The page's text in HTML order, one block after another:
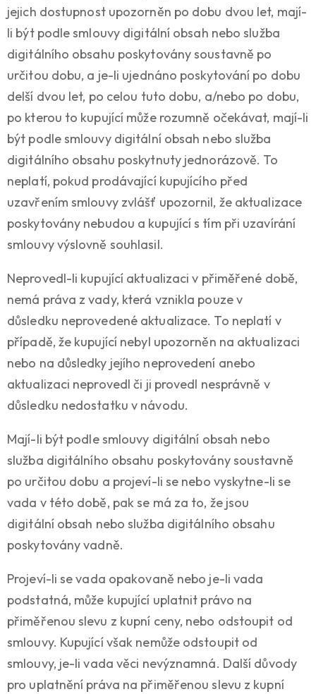
jejich dostupnost upozorněn po dobu dvou let, mají-
li být podle smlouvy digitální obsah nebo služba
digitálního obsahu poskytovány soustavně po
určitou dobu, a je-li ujednáno poskytování po dobu
delší dvou let, po celou tuto dobu, a/nebo po dobu,
po kterou to kupující může rozumně očekávat, mají-li
být podle smlouvy digitální obsah nebo služba
digitálního obsahu poskytnuty jednorázově. To
neplatí, pokud prodávající kupujícího před
uzavřením smlouvy zvlášť upozornil, že aktualizace
poskytovány nebudou a kupující s tím při uzavírání
smlouvy výslovně souhlasil.
Neprovedl-li kupující aktualizaci v přiměřené době,
nemá práva z vady, která vznikla pouze v
důsledku neprovedené aktualizace. To neplatí v
případě, že kupující nebyl upozorněn na aktualizaci
nebo na důsledky jejího neprovedení anebo
aktualizaci neprovedl či ji provedl nesprávně v
důsledku nedostatku v návodu.
Mají-li být podle smlouvy digitální obsah nebo
služba digitálního obsahu poskytovány soustavně
po určitou dobu a projeví-li se nebo vyskytne-li se
vada v této době, pak se má za to, že jsou
digitální obsah nebo služba digitálního obsahu
poskytovány vadně.
Projeví-li se vada opakovaně nebo je-li vada
podstatná, může kupující uplatnit právo na
přiměřenou slevu z kupní ceny, nebo odstoupit od
smlouvy. Kupující však nemůže odstoupit od
smlouvy, je-li vada věci nevýznamná. Další důvody
pro uplatnění práva na přiměřenou slevu z kupní